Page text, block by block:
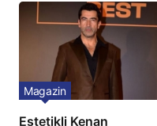
Estetikli Kenan
Magazin